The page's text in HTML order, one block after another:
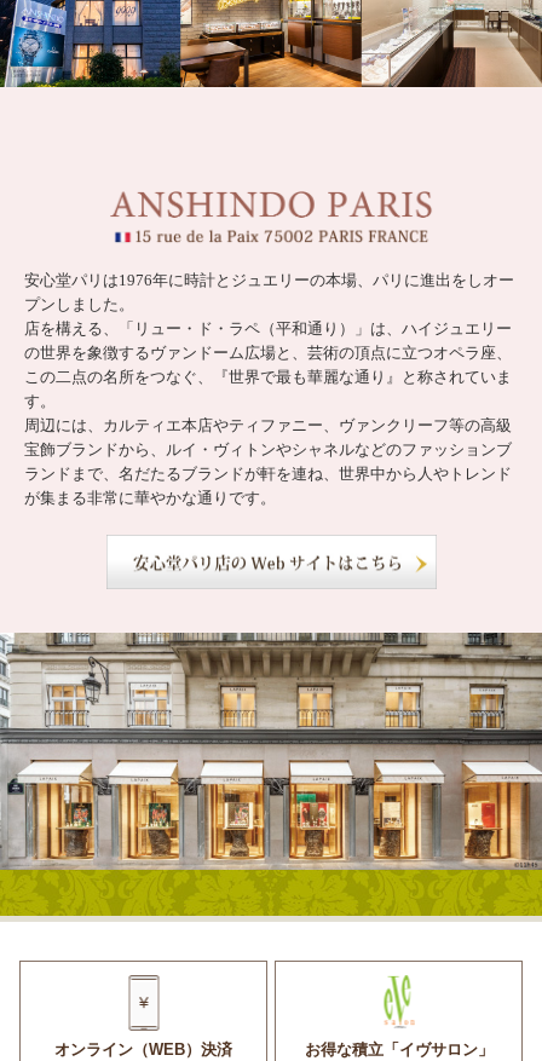
安心堂パリは1976年に時計とジュエリーの本場、パリに進出をしオー
プンしました。
店を構える、「リュー・ド・ラペ（平和通り）」は、ハイジュエリー
の世界を象徴するヴァンドーム広場と、芸術の頂点に立つオペラ座、
この二点の名所をつなぐ、『世界で最も華麗な通り』と称されていま
す。
周辺には、カルティエ本店やティファニー、ヴァンクリーフ等の高級
宝飾ブランドから、ルイ・ヴィトンやシャネルなどのファッションブ
ランドまで、名だたるブランドが軒を連ね、世界中から人やトレンド
が集まる非常に華やかな通りです。
オンライン（WEB）決済
お得な積立「イヴサロン」